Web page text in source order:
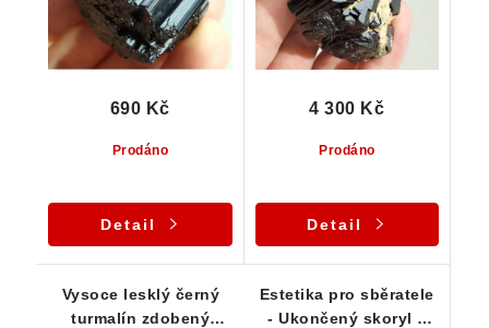
Prodáno
690 Kč
Detail
Prodáno
4 300 Kč
Detail
Vysoce lesklý černý
turmalín zdobený
Estetika pro sběratele
- Ukončený skoryl v